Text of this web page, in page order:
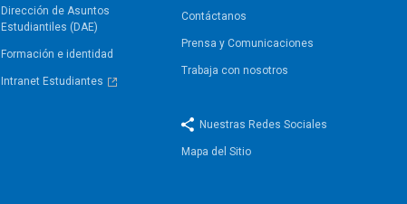
Dirección de Asuntos
Estudiantiles (DAE)
Formación e identidad
Intranet Estudiantes
Contáctanos
Prensa y Comunicaciones
Trabaja con nosotros
Nuestras Redes Sociales
Mapa del Sitio